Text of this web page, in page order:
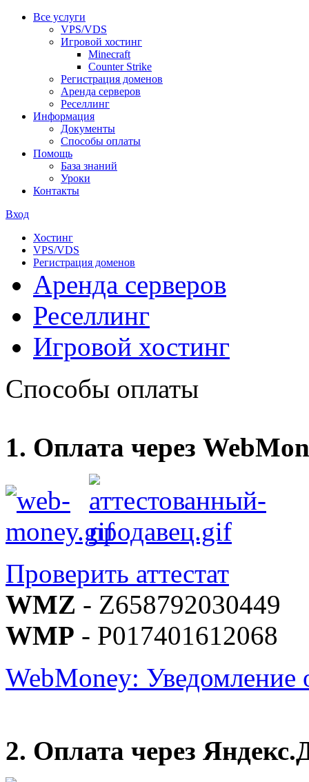
Все услуги
VPS/VDS
Игровой хостинг
Minecraft
Counter Strike
Регистрация доменов
Аренда серверов
Реселлинг
Информация
Документы
Способы оплаты
Помощь
База знаний
Уроки
Контакты
Вход
Хостинг
VPS/VDS
Регистрация доменов
Аренда серверов
Реселлинг
Игровой хостинг
Способы оплаты
1. Оплата через
Проверить аттестат
WMZ - Z658792030449
WMP - P017401612068
WebMoney: Уведомление
2. Оплата через